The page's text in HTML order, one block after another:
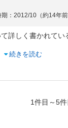
：2012/10（約14年前
詳しく書かれて
続きを読む
1件目～5件